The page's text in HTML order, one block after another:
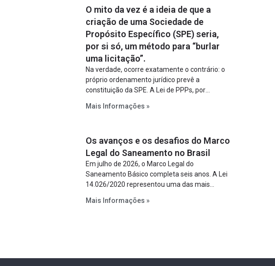
O mito da vez é a ideia de que a
criação de uma Sociedade de
Propósito Específico (SPE) seria,
por si só, um método para “burlar
uma licitação”.
Na verdade, ocorre exatamente o contrário: o
próprio ordenamento jurídico prevê a
constituição da SPE. A Lei de PPPs, por
constitua uma SPE para implantar e gerir o
Lei de Concessões, a figura é facultativa e
sujeita a uma escolha racional de projeto a
projeto.
Mais Informações »
Os avanços e os desafios do Marco
Legal do Saneamento no Brasil
Em julho de 2026, o Marco Legal do
Saneamento Básico completa seis anos. A Lei
14.026/2020 representou uma das mais
estabelecer metas claras para a
mecanismos voltados à segurança jurídica dos
Mais Informações »